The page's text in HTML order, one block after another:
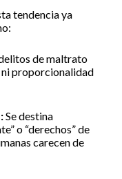
tendencia ya
de maltrato
proporcionalidad
Se destina
o “derechos” de
carecen de